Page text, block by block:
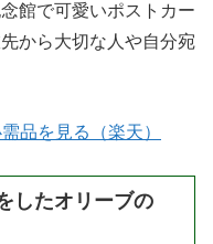
館で可愛いポストカー
から大切な人や自分宛
品を見る（楽天）
したオリーブの